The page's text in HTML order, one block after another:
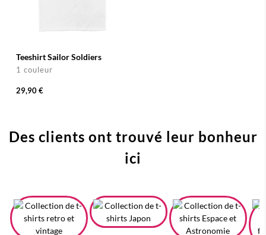
Teeshirt Sailor Soldiers
1 couleur
29,90 €
Des clients ont trouvé leur bonheur
ici